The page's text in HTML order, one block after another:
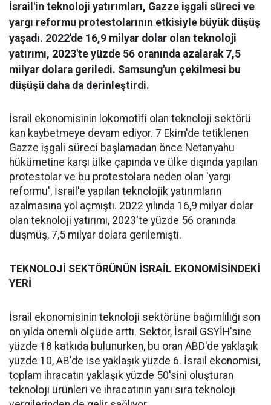
İsrail'in teknoloji yatırımları, Gazze işgali süreci ve
yargı reformu protestolarının etkisiyle büyük düşüş
yaşadı. 2022'de 16,9 milyar dolar olan teknoloji
yatırımı, 2023'te yüzde 56 oranında azalarak 7,5
milyar dolara geriledi. Samsung'un çekilmesi bu
düşüşü daha da derinleştirdi.
İsrail ekonomisinin lokomotifi olan teknoloji sektörü
kan kaybetmeye devam ediyor. 7 Ekim'de tetiklenen
Gazze işgali süreci başlamadan önce Netanyahu
hükümetine karşı ülke çapında ve ülke dışında yapılan
protestolar ve bu protestolara neden olan 'yargı
reformu', İsrail'e yapılan teknolojik yatırımların
azalmasına yol açmıştı. 2022 yılında 16,9 milyar dolar
olan teknoloji yatırımı, 2023'te yüzde 56 oranında
düşmüş, 7,5 milyar dolara gerilemişti.
TEKNOLOJİ SEKTÖRÜNÜN İSRAİL EKONOMİSİNDEKİ
YERİ
İsrail ekonomisinin teknoloji sektörüne bağımlılığı son
on yılda önemli ölçüde arttı. Sektör, İsrail GSYİH'sine
yüzde 18 katkıda bulunurken, bu oran ABD'de yaklaşık
yüzde 10, AB'de ise yaklaşık yüzde 6. İsrail ekonomisi,
toplam ihracatın yaklaşık yüzde 50'sini oluşturan
teknoloji ürünleri ve ihracatının yanı sıra teknoloji